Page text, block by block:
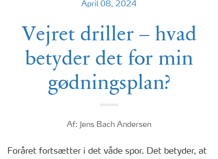
April 08, 2024
Vejret driller – hvad
betyder det for min
gødningsplan?
Af: Jens Bach Andersen
Foråret fortsætter i det våde spor. Det betyder, at